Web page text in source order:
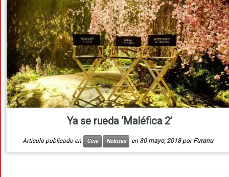
Ya se rueda ‘Maléfica 2’
Artículo publicado en Cine Noticias en 30 mayo, 2018 porFuranu